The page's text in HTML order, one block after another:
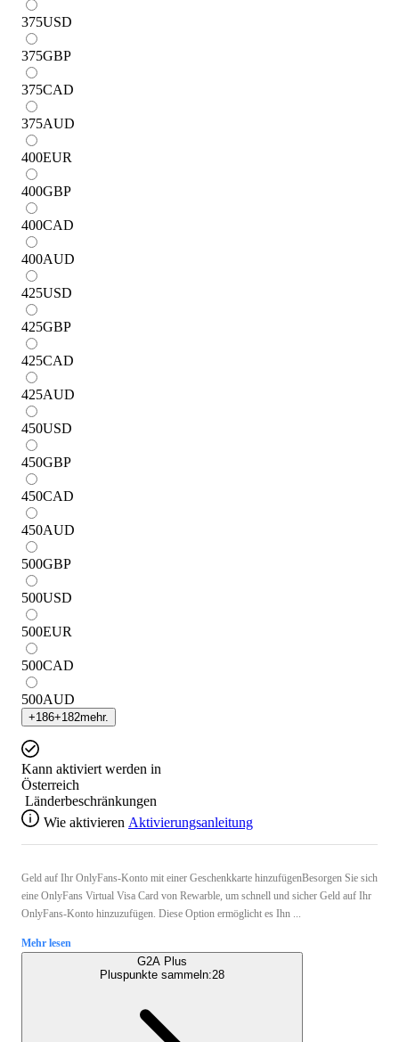
375USD
375GBP
375CAD
375AUD
400EUR
400GBP
400CAD
400AUD
425USD
425GBP
425CAD
425AUD
450USD
450GBP
450CAD
450AUD
500GBP
500USD
500EUR
500CAD
500AUD
+186+182mehr.
Kann aktiviert werden in
Österreich
Länderbeschränkungen
Wie aktivieren Aktivierungsanleitung
Geld auf Ihr OnlyFans-Konto mit einer Geschenkkarte hinzufügenBesorgen Sie sich
eine OnlyFans Virtual Visa Card von Rewarble, um schnell und sicher Geld auf Ihr
OnlyFans-Konto hinzuzufügen. Diese Option ermöglicht es Ihn ...
Mehr lesen
G2A Plus
Pluspunkte sammeln:28